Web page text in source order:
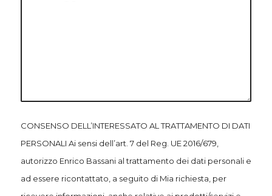
CONSENSO DELL’INTERESSATO AL TRATTAMENTO DI DATI
PERSONALI Ai sensi dell’art. 7 del Reg. UE 2016/679,
autorizzo Enrico Bassani al trattamento dei dati personali e
ad essere ricontattato, a seguito di Mia richiesta, per